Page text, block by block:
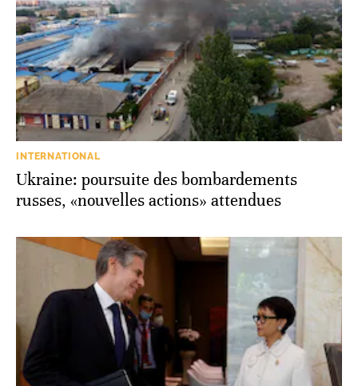
INTERNATIONAL
Ukraine: poursuite des bombardements
russes, «nouvelles actions» attendues